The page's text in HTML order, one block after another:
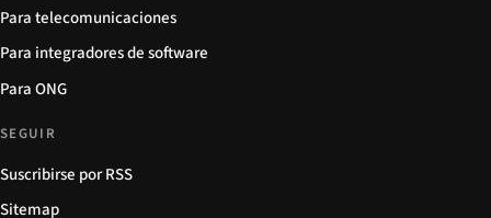
Para telecomunicaciones
Para integradores de software
Para ONG
SEGUIR
Suscribirse por RSS
Sitemap